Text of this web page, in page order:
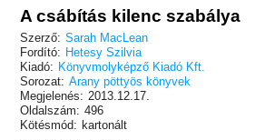
A csábítás kilenc szabálya
Szerző: Sarah MacLean
Fordító: Hetesy Szilvia
Kiadó: Könyvmolyképző Kiadó Kft.
Sorozat: Arany pöttyös könyvek
Megjelenés: 2013.12.17.
Oldalszám: 496
Kötésmód: kartonált